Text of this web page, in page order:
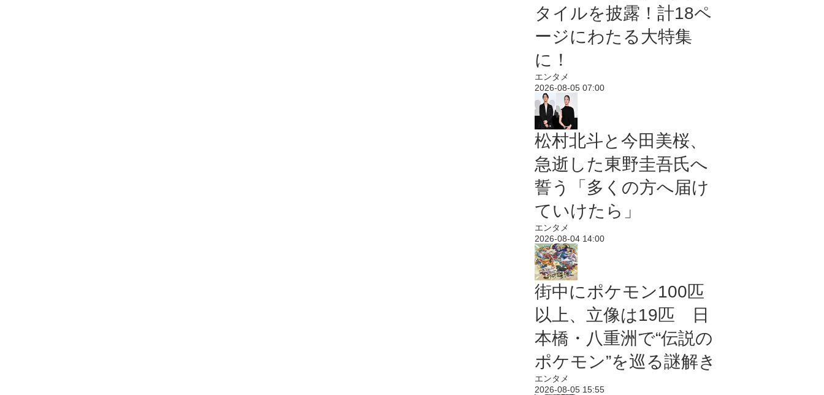
タイルを披露！計18ペ
ージにわたる大特集
に！
エンタメ
2026-08-05 07:00
松村北斗と今田美桜、
急逝した東野圭吾氏へ
誓う「多くの方へ届け
ていけたら」
エンタメ
2026-08-04 14:00
街中にポケモン100匹
以上、立像は19匹 日
本橋・八重洲で“伝説の
ポケモン”を巡る謎解き
エンタメ
2026-08-05 15:55